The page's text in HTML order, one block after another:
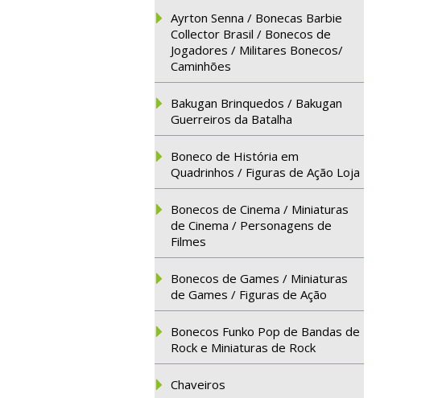
Ayrton Senna / Bonecas Barbie
Collector Brasil / Bonecos de
Jogadores / Militares Bonecos/
Caminhões
Bakugan Brinquedos / Bakugan
Guerreiros da Batalha
Boneco de História em
Quadrinhos / Figuras de Ação Loja
Bonecos de Cinema / Miniaturas
de Cinema / Personagens de
Filmes
Bonecos de Games / Miniaturas
de Games / Figuras de Ação
Bonecos Funko Pop de Bandas de
Rock e Miniaturas de Rock
Chaveiros